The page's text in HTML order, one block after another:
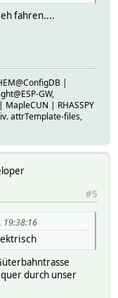
fahren....
|
GW,
| RHASSPY
attrTemplate-files,
#5
19:38:16
durch unser